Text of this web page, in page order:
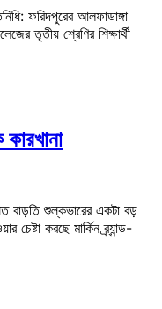
ফরিদপুরের আলফাডাঙ্গা
তৃতীয় শ্রেণির শিক্ষার্থী
বাড়তি শুল্কভারের একটা বড়
করছে মার্কিন ব্র্যান্ড-